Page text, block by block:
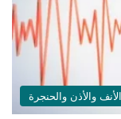
والأذن والحنجرة